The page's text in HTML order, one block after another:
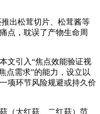
松茸切片、松茸酱等
点，耽误了产物生命周
引入“焦点效能验证视
点需求”的能力，设立以
项环节风险规避或持久价
大红菇、二红菇）范